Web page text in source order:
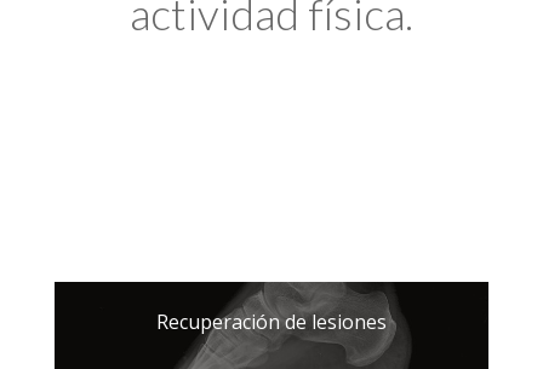
actividad física.
Recuperación de lesiones